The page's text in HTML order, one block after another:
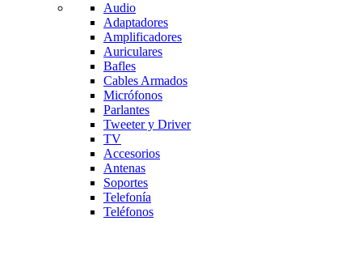
Audio
Adaptadores
Amplificadores
Auriculares
Bafles
Cables Armados
Micrófonos
Parlantes
Tweeter y Driver
TV
Accesorios
Antenas
Soportes
Telefonía
Teléfonos